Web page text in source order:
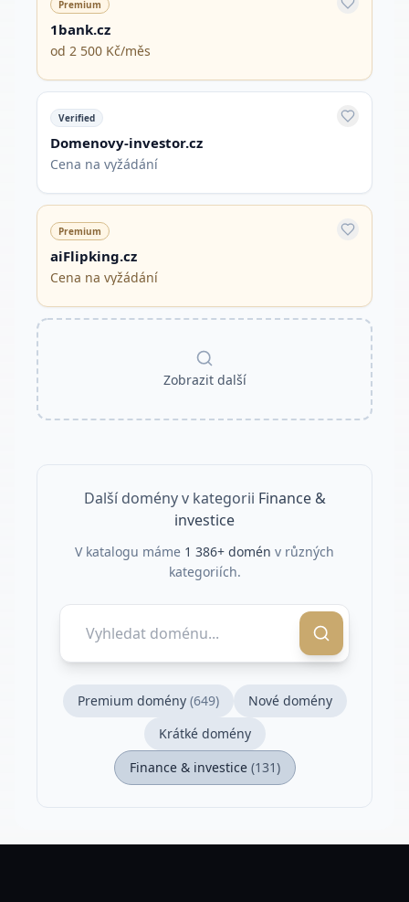
Premium
1bank.cz
od 2 500 Kč/měs
Verified
Domenovy-investor.cz
Cena na vyžádání
Premium
aiFlipking.cz
Cena na vyžádání
Zobrazit další
Další domény v kategorii Finance &
investice
V katalogu máme 1 386+ domén v různých
kategoriích.
Premium domény (649)
Nové domény
Krátké domény
Finance & investice (131)